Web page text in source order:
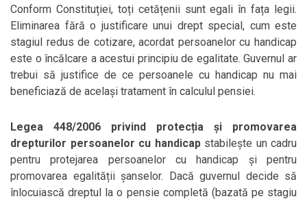
Conform Constituției, toți cetățenii sunt egali în fața legii.
Eliminarea fără o justificare unui drept special, cum este
stagiul redus de cotizare, acordat persoanelor cu handicap
este o încălcare a acestui principiu de egalitate. Guvernul ar
trebui să justifice de ce persoanele cu handicap nu mai
beneficiază de același tratament în calculul pensiei.
Legea 448/2006 privind protecția și promovarea
drepturilor persoanelor cu handicapstabilește un cadru
pentru protejarea persoanelor cu handicap și pentru
promovarea egalității șanselor. Dacă guvernul decide să
înlocuiască dreptul la o pensie completă (bazată pe stagiu